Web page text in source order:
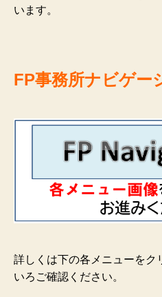
います。
FP事務所ナビゲー
詳しくは下の各メニューをク
いろご確認ください。